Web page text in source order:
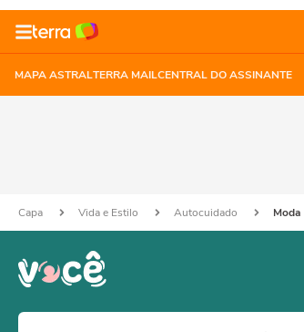
MAPA ASTRALTERRA MAILCENTRAL DO ASSINANTE
Capa Vida e Estilo Autocuidado Moda